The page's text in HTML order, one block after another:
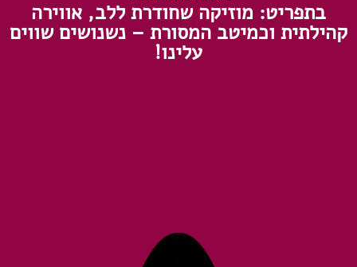
בתפריט: מוזיקה שחודרת ללב, אווירה
קהילתית וכמיטב המסורת – נשנושים שווים
עלינו!